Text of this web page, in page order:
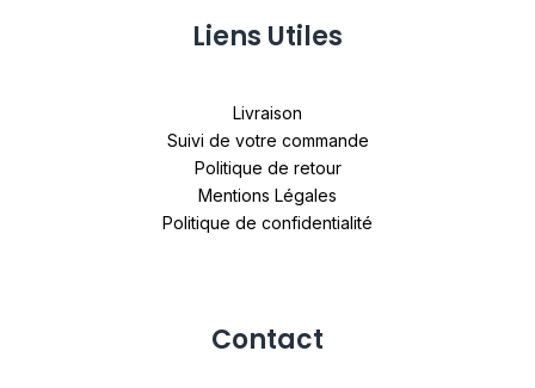
Liens Utiles
Livraison
Suivi de votre commande
Politique de retour
Mentions Légales
Politique de confidentialité
Contact